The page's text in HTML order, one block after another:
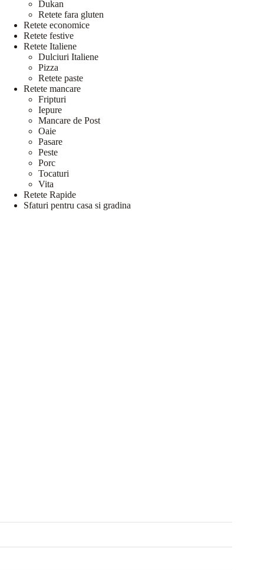
Dukan
Retete fara gluten
Retete economice
Retete festive
Retete Italiene
Dulciuri Italiene
Pizza
Retete paste
Retete mancare
Fripturi
Iepure
Mancare de Post
Oaie
Pasare
Peste
Porc
Tocaturi
Vita
Retete Rapide
Sfaturi pentru casa si gradina